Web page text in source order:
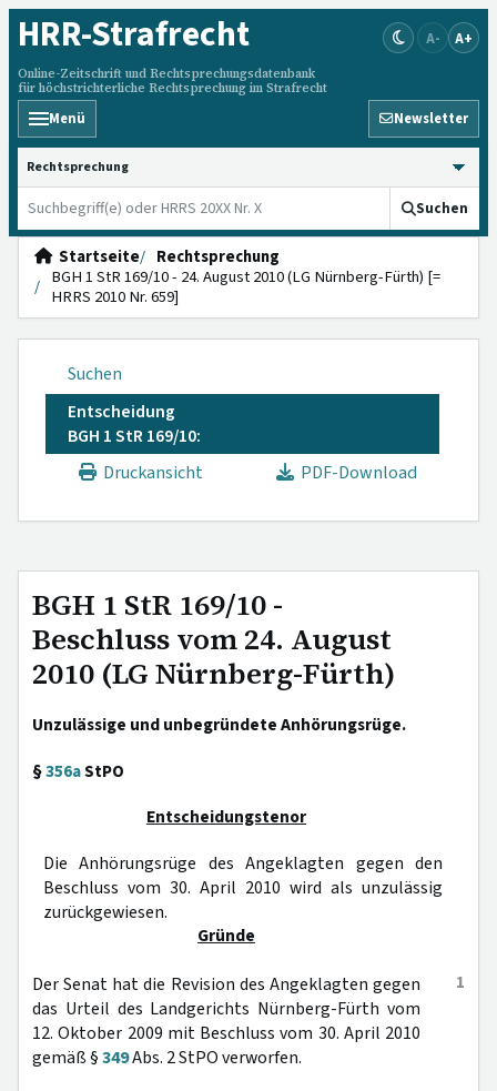
HRR-Strafrecht
Online-Zeitschrift und Rechtsprechungsdatenbank
für höchstrichterliche Rechtsprechung im Strafrecht
A- A+
Menü Newsletter
HRRS durchsuchen
Suchen
Startseite
Rechtsprechung
BGH 1 StR 169/10 - 24. August 2010 (LG Nürnberg-Fürth) [=
HRRS 2010 Nr. 659]
Suchen
Entscheidung
BGH 1 StR 169/10:
Druckansicht
PDF-Download
BGH 1 StR 169/10 -
Beschluss vom 24. August
2010 (LG Nürnberg-Fürth)
Unzulässige und unbegründete Anhörungsrüge.
§356aStPO
Entscheidungstenor
Die Anhörungsrüge des Angeklagten gegen den
Beschluss vom 30. April 2010 wird als unzulässig
zurückgewiesen.
Gründe
1
Der Senat hat die Revision des Angeklagten gegen
das Urteil des Landgerichts Nürnberg-Fürth vom
12. Oktober 2009 mit Beschluss vom 30. April 2010
gemäß §349Abs. 2 StPO verworfen.